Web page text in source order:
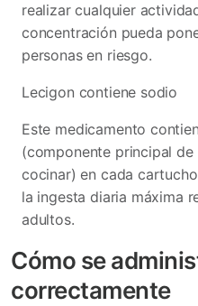
realizar cualquier
concentración pueda
personas en riesgo.
Lecigon contiene sodio
Este medicamento
(componente principal de
cocinar) en cada
la ingesta diaria máxima
adultos.
Cómo se
correctamente